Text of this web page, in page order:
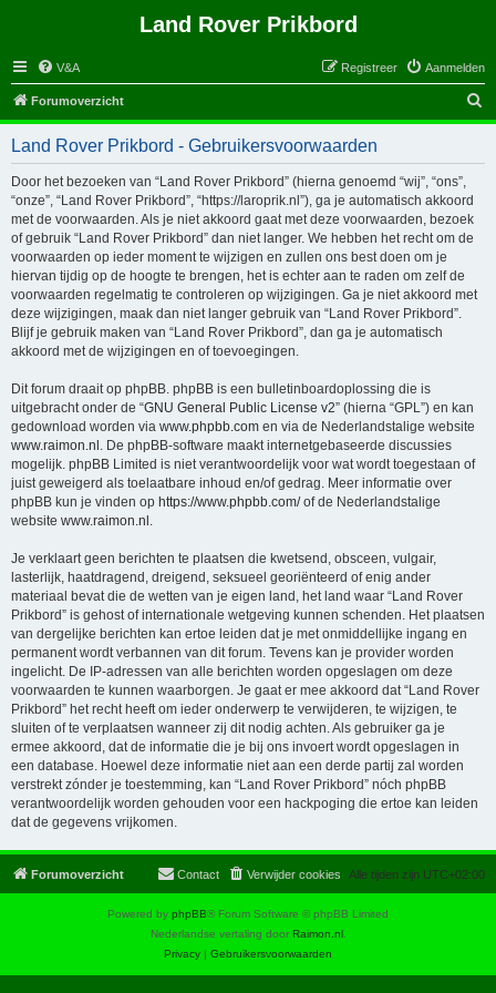
Land Rover Prikbord
V&A Aanmelden
Registreer
Forumoverzicht
o
Land Rover Prikbord - Gebruikersvoorwaarden
Door het bezoeken van “Land Rover Prikbord” (hierna genoemd “wij”, “ons”,
“onze”, “Land Rover Prikbord”, “https://laroprik.nl”), ga je automatisch akkoord
met de voorwaarden. Als je niet akkoord gaat met deze voorwaarden, bezoek
of gebruik “Land Rover Prikbord” dan niet langer. We hebben het recht om de
voorwaarden op ieder moment te wijzigen en zullen ons best doen om je
hiervan tijdig op de hoogte te brengen, het is echter aan te raden om zelf de
voorwaarden regelmatig te controleren op wijzigingen. Ga je niet akkoord met
deze wijzigingen, maak dan niet langer gebruik van “Land Rover Prikbord”.
Blijf je gebruik maken van “Land Rover Prikbord”, dan ga je automatisch
akkoord met de wijzigingen en of toevoegingen.
Dit forum draait op phpBB. phpBB is een bulletinboardoplossing die is
uitgebracht onder de “GNU General Public License v2” (hierna “GPL”) en kan
gedownload worden via www.phpbb.com en via de Nederlandstalige website
www.raimon.nl . De phpBB-software maakt internetgebaseerde discussies
mogelijk. phpBB Limited is niet verantwoordelijk voor wat wordt toegestaan of
juist geweigerd als toelaatbare inhoud en/of gedrag. Meer informatie over
phpBB kun je vinden op https://www.phpbb.com/of de Nederlandstalige
website www.raimon.nl .
Je verklaart geen berichten te plaatsen die kwetsend, obsceen, vulgair,
lasterlijk, haatdragend, dreigend, seksueel georiënteerd of enig ander
materiaal bevat die de wetten van je eigen land, het land waar “Land Rover
Prikbord” is gehost of internationale wetgeving kunnen schenden. Het plaatsen
van dergelijke berichten kan ertoe leiden dat je met onmiddellijke ingang en
permanent wordt verbannen van dit forum. Tevens kan je provider worden
ingelicht. De IP-adressen van alle berichten worden opgeslagen om deze
voorwaarden te kunnen waarborgen. Je gaat er mee akkoord dat “Land Rover
Prikbord” het recht heeft om ieder onderwerp te verwijderen, te wijzigen, te
sluiten of te verplaatsen wanneer zij dit nodig achten. Als gebruiker ga je
ermee akkoord, dat de informatie die je bij ons invoert wordt opgeslagen in
een database. Hoewel deze informatie niet aan een derde partij zal worden
verstrekt zónder je toestemming, kan “Land Rover Prikbord” nóch phpBB
verantwoordelijk worden gehouden voor een hackpoging die ertoe kan leiden
dat de gegevens vrijkomen.
Forumoverzicht Alle tijden zijn UTC+02:00
Verwijder cookies
Contact
Powered by phpBB® Forum Software © phpBB Limited
Nederlandse vertaling door Raimon.nl.
Privacy | Gebruikersvoorwaarden